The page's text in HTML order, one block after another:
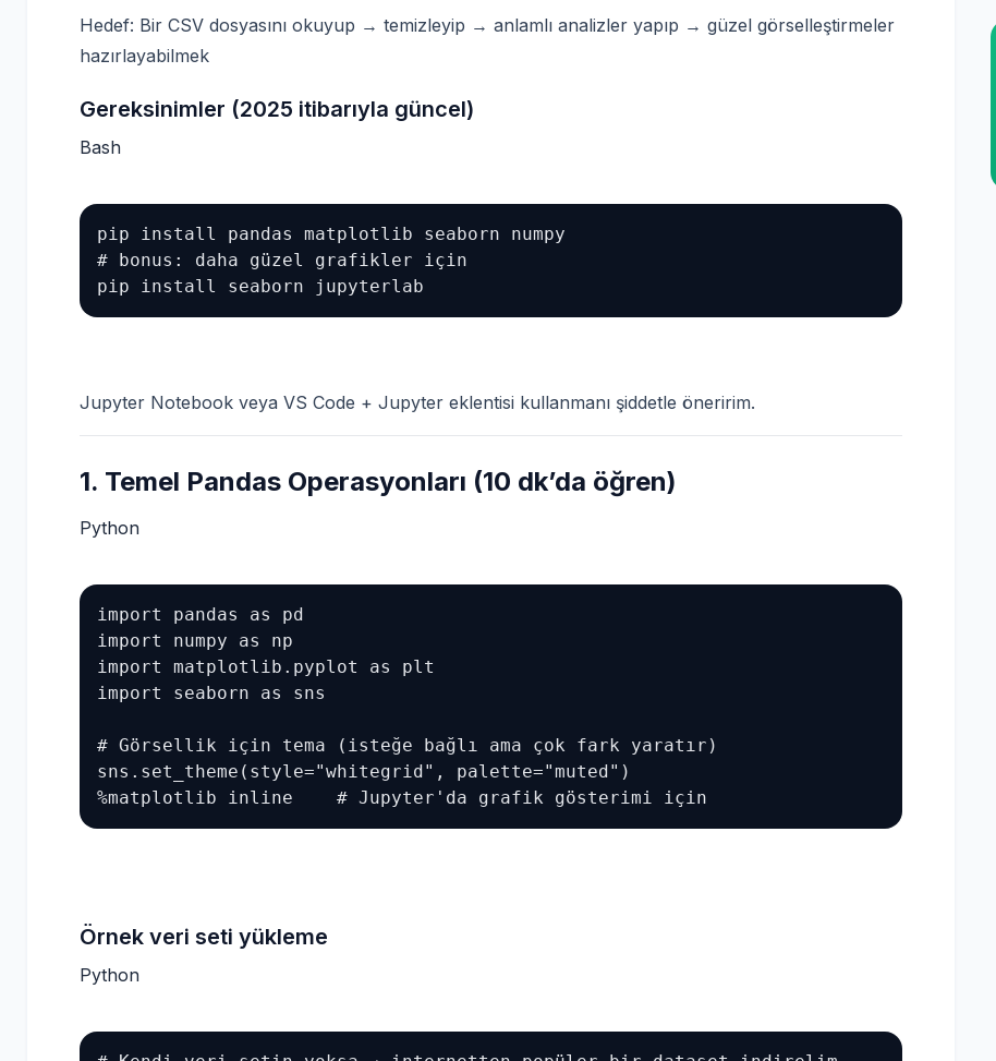
Hedef: Bir CSV dosyasını okuyup → temizleyip → anlamlı analizler yapıp → güzel görselleştirmeler
hazırlayabilmek
Gereksinimler (2025 itibarıyla güncel)
Bash
pip install pandas matplotlib seaborn numpy
# bonus: daha güzel grafikler için
pip install seaborn jupyterlab
Jupyter Notebook veya VS Code + Jupyter eklentisi kullanmanı şiddetle öneririm.
1. Temel Pandas Operasyonları (10 dk’da öğren)
Python
import pandas as pd
import numpy as np
import matplotlib.pyplot as plt
import seaborn as sns
# Görsellik için tema (isteğe bağlı ama çok fark yaratır)
sns.set_theme(style="whitegrid", palette="muted")
%matplotlib inline    # Jupyter'da grafik gösterimi için
Örnek veri seti yükleme
Python